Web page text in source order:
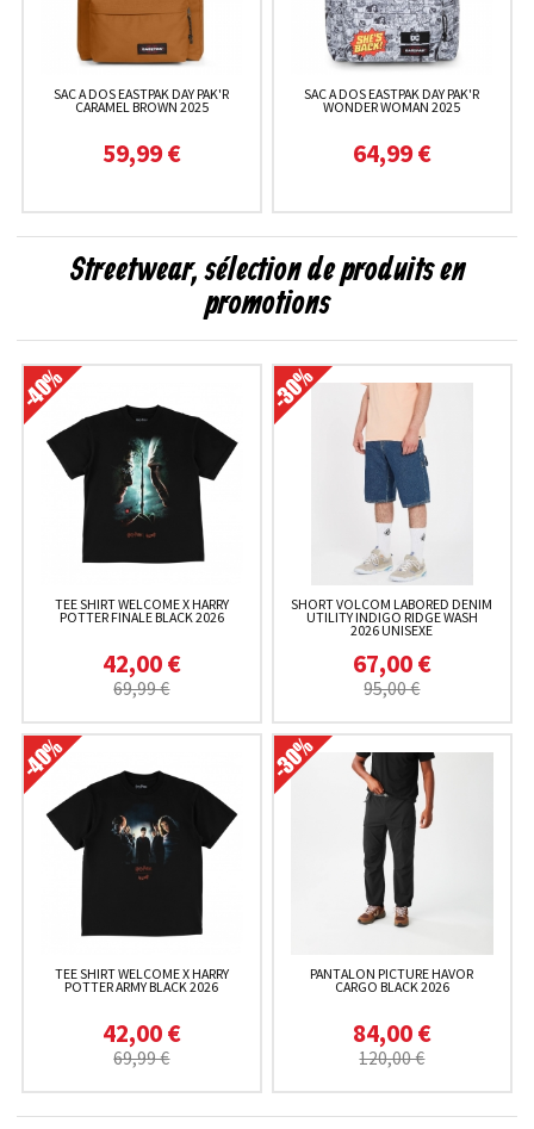
SAC A DOS EASTPAK DAY PAK'R
CARAMEL BROWN 2025
59,99 €
SAC A DOS EASTPAK DAY PAK'R
WONDER WOMAN 2025
64,99 €
Streetwear, sélection de produits en
promotions
TEE SHIRT WELCOME X HARRY
POTTER FINALE BLACK 2026
42,00 €
69,99 €
SHORT VOLCOM LABORED DENIM
UTILITY INDIGO RIDGE WASH
2026 UNISEXE
67,00 €
95,00 €
TEE SHIRT WELCOME X HARRY
POTTER ARMY BLACK 2026
42,00 €
69,99 €
PANTALON PICTURE HAVOR
CARGO BLACK 2026
84,00 €
120,00 €